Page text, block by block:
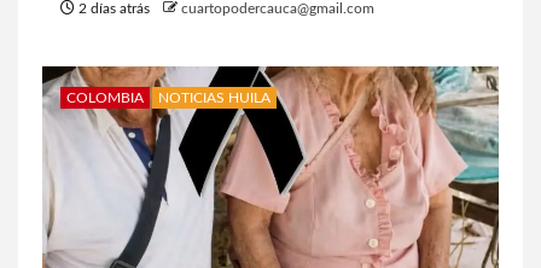
2 días atrás cuartopodercauca@gmail.com
COLOMBIA NOTICIAS HUILA